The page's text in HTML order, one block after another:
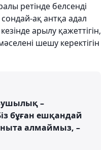
ретінде белсенді
ақ антқа адал
арылу қажеттігін,
шешу керектігін
–
бұған ешқандай
алмаймыз, –